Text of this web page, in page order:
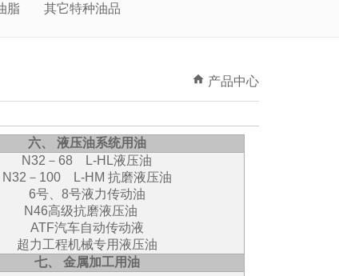
脂 其它特种油品
产品中心
六、 液压油系统用油
N32－68 L-HL液压油
N32－100 L-HM 抗磨液压油
6号、8号液力传动油
N46高级抗磨液压油
ATF汽车自动传动液
超力工程机械专用液压油
七、 金属加工用油